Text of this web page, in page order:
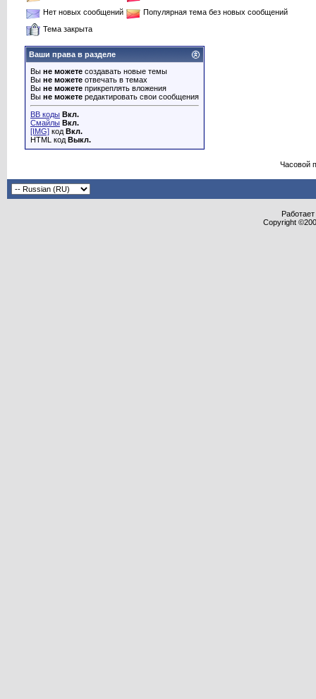
Нет новых сообщений
Популярная тема без новых сообщений
Тема закрыта
Ваши права в разделе
Вы не можете создавать новые темы
Вы не можете отвечать в темах
Вы не можете прикреплять вложения
Вы не можете редактировать свои сообщения
BB коды Вкл.
Смайлы Вкл.
[IMG] код Вкл.
HTML код Выкл.
Часовой
Copyright